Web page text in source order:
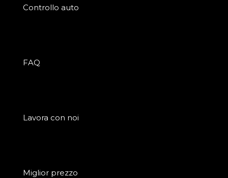
Controllo auto
FAQ
Lavora con noi
Miglior prezzo